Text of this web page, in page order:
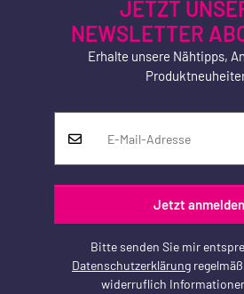
JETZT
NEWSLETTER
Erhalte unsere Nähtipps,
Jetzt anmelden
Bitte senden Sie mir
Datenschutzerklärung
widerruflich